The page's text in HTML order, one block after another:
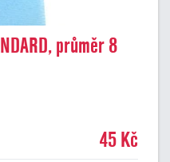
průměr 8
45 Kč